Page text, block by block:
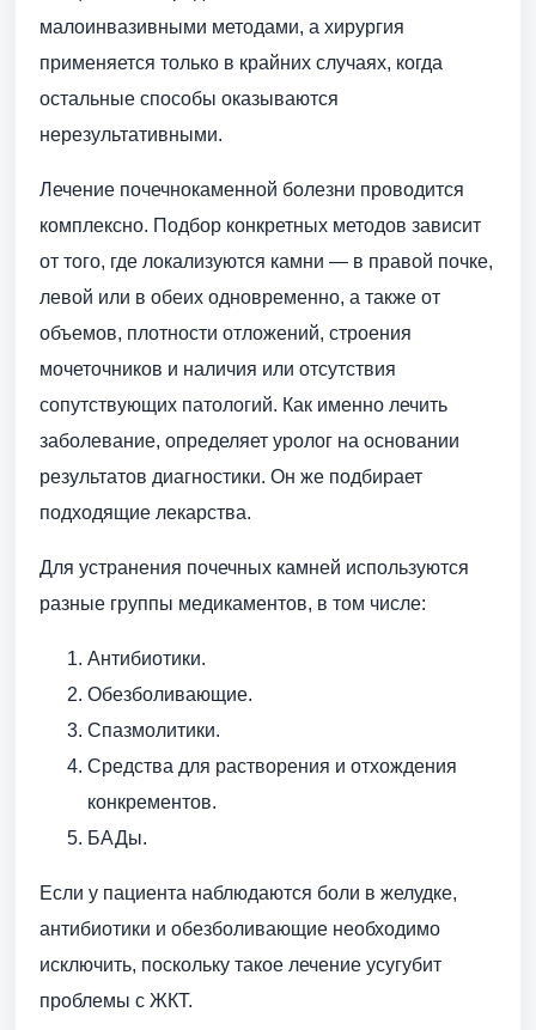
малоинвазивными методами, а хирургия
применяется только в крайних случаях, когда
остальные способы оказываются
нерезультативными.
Лечение почечнокаменной болезни проводится
комплексно. Подбор конкретных методов зависит
от того, где локализуются камни — в правой почке,
левой или в обеих одновременно, а также от
объемов, плотности отложений, строения
мочеточников и наличия или отсутствия
сопутствующих патологий. Как именно лечить
заболевание, определяет уролог на основании
результатов диагностики. Он же подбирает
подходящие лекарства.
Для устранения почечных камней используются
разные группы медикаментов, в том числе:
Антибиотики.
Обезболивающие.
Спазмолитики.
Средства для растворения и отхождения
конкрементов.
БАДы.
Если у пациента наблюдаются боли в желудке,
антибиотики и обезболивающие необходимо
исключить, поскольку такое лечение усугубит
проблемы с ЖКТ.